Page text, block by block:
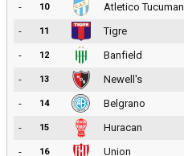
-
10 Atletico Tucuman
-
11 Tigre
-
12 Banfield
-
13 Newell's
-
14 Belgrano
-
15 Huracan
-
16 Union